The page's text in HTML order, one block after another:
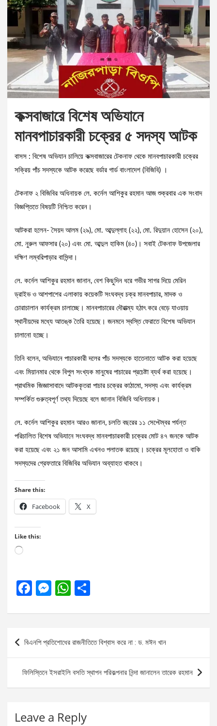
কক্সবাজারে বিশেষ অভিযানে
মানবপাচারকারী চক্রের ৫ সদস্য আটক
বাসস : বিশেষ অভিযান চালিয়ে কক্সবাজারের টেকনাফ থেকে মানবপাচারকারী চক্রের
সক্রিয় পাঁচ সদস্যকে আটক করেছে বর্ডার গার্ড বাংলাদেশ (বিজিবি) ।
টেকনাফ ২ বিজিবির অধিনায়ক লে. কর্নেল আশিকুর রহমান আজ শুক্রবার এক সংবাদ
বিজ্ঞপ্তিতে বিষয়টি নিশ্চিত করেন।
আটকরা হলেন- সৈয়দ আলম (২৯), মো. আব্দুল্লাহ (২২), মো. রিদুয়ান হোসেন (২০),
মো. নুরুল আফসার (২০) এবং মো. আব্দুল হাকিম (৪০)। সবাই টেকনাফ উপজেলার
দক্ষিণ লম্বরিপাড়ার বাসিন্দা।
লে. কর্নেল আশিকুর রহমান জানান, বেশ কিছুদিন ধরে গভীর সাগর দিয়ে মেরিন
ড্রাইভ ও আশপাশের এলাকায় কয়েকটি সংঘবদ্ধ চক্র মানবপাচার, মাদক ও
চোরাচালান কার্যক্রম চালাচ্ছে। মানবপাচারের দৌরাত্ম্য হঠাৎ করে বেড়ে যাওয়ায়
স্থানীয়দের মধ্যে আতঙ্ক তৈরি হয়েছে। জনমনে স্বস্তি ফেরাতে বিশেষ অভিযান
চালানো হচ্ছে।
তিনি বলেন, অভিযানে পাচারকারী দলের পাঁচ সদস্যকে হাতেনাতে আটক করা হয়েছে
এবং মিয়ানমার থেকে বিপুল সংখ্যক মানুষের পাচারের প্রচেষ্টা ব্যর্থ করা হয়েছে।
প্রাথমিক জিজ্ঞাসাবাদে আটককৃতরা পাচার চক্রের কাঠামো, সদস্য এবং কার্যক্রম
সম্পর্কিত গুরুত্বপূর্ণ তথ্য দিয়েছে বলে জানান বিজিবি অধিনায়ক।
লে. কর্নেল আশিকুর রহমান আরও জানান, চলতি বছরের ১১ সেপ্টেম্বর পর্যন্ত
পরিচালিত বিশেষ অভিযানে সংঘবদ্ধ মানবপাচারকারী চক্রের মোট ৪৭ জনকে আটক
করা হয়েছে এবং ২১ জন আসামি এখনও পলাতক রয়েছে। চক্রের মূলহোতা ও বাকি
সদস্যদের গ্রেফতারে বিজিবির অভিযান অব্যাহত থাকবে।
Share this:
Facebook X
Like this:
Loading…
F
ce
b
o
o
k
M
se
n
g
er
W
at
A
p
ar
Post
navigation
বিএনপি প্রতিশোধের রাজনীতিতে বিশ্বাস করে না : ড. মঈন খান
ফিলিস্তিনে ইসরাইলি বসতি স্থাপন পরিকল্পনার নিন্দা জানালেন তারেক রহমান
Leave a Reply